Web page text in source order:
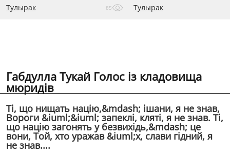
Тулырак 85 Тулырак
Габдулла Тукай Голос iз кладовища
мюридiв
Тi, що нищать нацiю,&mdash; iшани, я не знав,
Вороги &iuml;&iuml; запеклi, клятi, я не знав. Тi,
що нацiю загонять у безвихiдь,&mdash; це
вони, Той, хто уражав &iuml;х, слави гiдний, я
не знав....